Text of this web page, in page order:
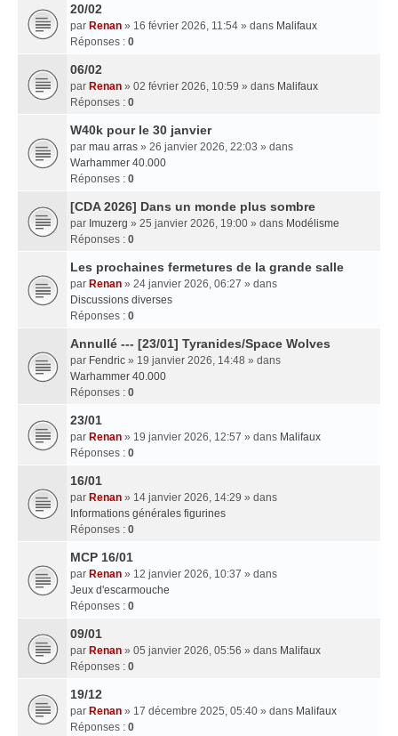
20/02
par Renan » 16 février 2026, 11:54 » dans Malifaux
Réponses : 0
06/02
par Renan » 02 février 2026, 10:59 » dans Malifaux
Réponses : 0
W40k pour le 30 janvier
par mau arras » 26 janvier 2026, 22:03 » dans
Warhammer 40.000
Réponses : 0
[CDA 2026] Dans un monde plus sombre
par Imuzerg » 25 janvier 2026, 19:00 » dans Modélisme
Réponses : 0
Les prochaines fermetures de la grande salle
par Renan » 24 janvier 2026, 06:27 » dans
Discussions diverses
Réponses : 0
Annullé --- [23/01] Tyranides/Space Wolves
par Fendric » 19 janvier 2026, 14:48 » dans
Warhammer 40.000
Réponses : 0
23/01
par Renan » 19 janvier 2026, 12:57 » dans Malifaux
Réponses : 0
16/01
par Renan » 14 janvier 2026, 14:29 » dans
Informations générales figurines
Réponses : 0
MCP 16/01
par Renan » 12 janvier 2026, 10:37 » dans
Jeux d'escarmouche
Réponses : 0
09/01
par Renan » 05 janvier 2026, 05:56 » dans Malifaux
Réponses : 0
19/12
par Renan » 17 décembre 2025, 05:40 » dans Malifaux
Réponses : 0